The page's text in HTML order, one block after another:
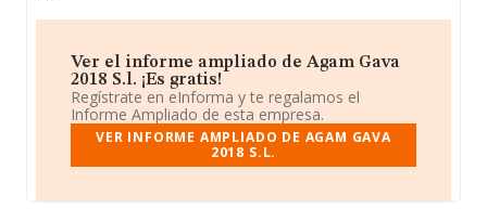
Ver el informe ampliado de Agam Gava
2018 S.l. ¡Es gratis!
Regístrate en eInforma y te regalamos el
Informe Ampliado de esta empresa.
VER INFORME AMPLIADO DE AGAM GAVA
2018 S.L.